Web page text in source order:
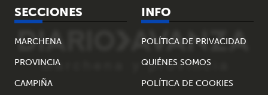
SECCIONES
MARCHENA
PROVINCIA
CAMPIÑA
INFO
POLÍTICA DE PRIVACIDAD
QUIÉNES SOMOS
POLÍTICA DE COOKIES